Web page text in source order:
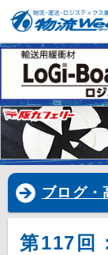
ブログ・
第117回